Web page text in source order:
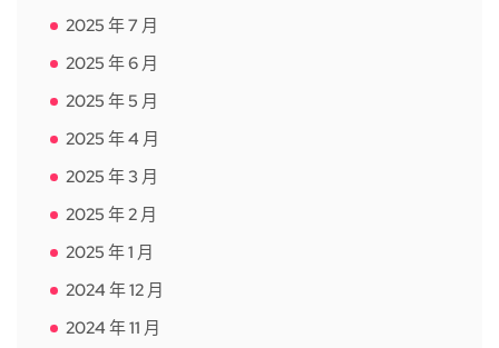
2025 年 7 月
2025 年 6 月
2025 年 5 月
2025 年 4 月
2025 年 3 月
2025 年 2 月
2025 年 1 月
2024 年 12 月
2024 年 11 月